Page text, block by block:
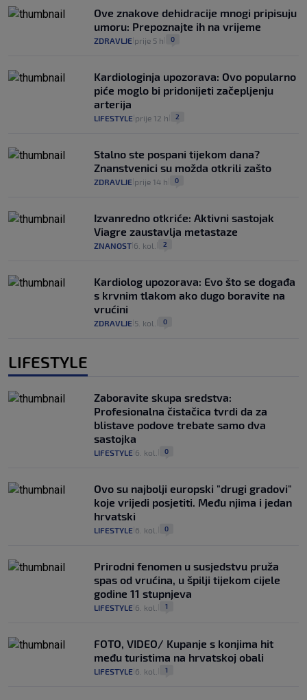
Ove znakove dehidracije mnogi pripisuju
umoru: Prepoznajte ih na vrijeme
ZDRAVLJE prije 5 h 0
Kardiologinja upozorava: Ovo popularno
piće moglo bi pridonijeti začepljenju
arterija
LIFESTYLE prije 12 h 2
Stalno ste pospani tijekom dana?
Znanstvenici su možda otkrili zašto
ZDRAVLJE prije 14 h 0
Izvanredno otkriće: Aktivni sastojak
Viagre zaustavlja metastaze
ZNANOST 6. kol. 2
Kardiolog upozorava: Evo što se događa
s krvnim tlakom ako dugo boravite na
vrućini
ZDRAVLJE 5. kol. 0
LIFESTYLE
Zaboravite skupa sredstva:
Profesionalna čistačica tvrdi da za
blistave podove trebate samo dva
sastojka
LIFESTYLE 6. kol. 0
Ovo su najbolji europski "drugi gradovi"
koje vrijedi posjetiti. Među njima i jedan
hrvatski
LIFESTYLE 6. kol. 0
Prirodni fenomen u susjedstvu pruža
spas od vrućina, u špilji tijekom cijele
godine 11 stupnjeva
LIFESTYLE 6. kol. 1
FOTO, VIDEO/ Kupanje s konjima hit
među turistima na hrvatskoj obali
LIFESTYLE 6. kol. 1